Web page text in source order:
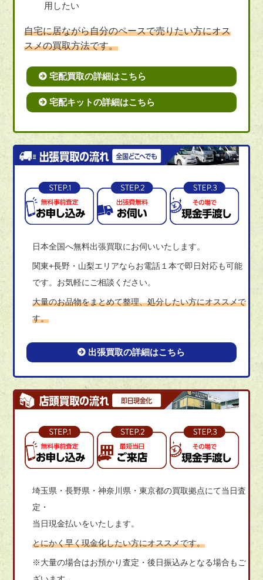
用したい
自宅に居ながら自分のペースで売りたい方にオス
スメの買取方法です。
宅配買取の詳細はこちら
宅配キットの詳細はこちら
日本全国へ無料出張買取にお伺いいたします。
関東+長野・山梨エリアならお電話１本で即日対応も可能
です。お気軽にご相談ください。
大量のお品物をまとめて整理、処分したい方にオススメで
す。
出張買取の詳細はこちら
埼玉県・長野県・神奈川県・東京都の買取拠点にて当日査
定・
当日現金払いをいたします。
とにかく早く現金化したい方にオススメです。
※大量の場合はお預かり査定・後日振込みとなる場合もご